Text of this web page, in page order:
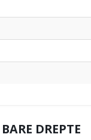
BARE DREPTE